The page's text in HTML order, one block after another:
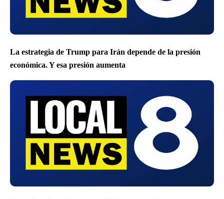
La estrategia de Trump para Irán depende de la presión
económica. Y esa presión aumenta